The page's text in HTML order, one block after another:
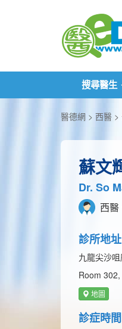
搜尋醫生
醫德網 西醫
蘇文
Dr. So
西
診所地址
九龍尖沙
Room
地圖
診症時間